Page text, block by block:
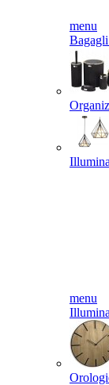
menu
menu